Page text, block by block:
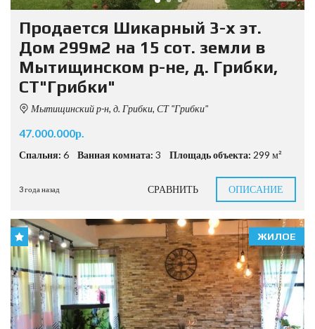
Продается Шикарный 3-х эт.
Дом 299м2 на 15 сот. земли в
Мытищинском р-не, д. Грибки,
СТ"Грибки"
Мытищинский р-н, д. Грибки, СТ "Грибки"
47.000.000р.
Спальня: 6 Ванная комната: 3 Площадь объекта: 299 м²
3 года назад СРАВНИТЬ ОПИСАНИЕ
ЖИЛОЕ